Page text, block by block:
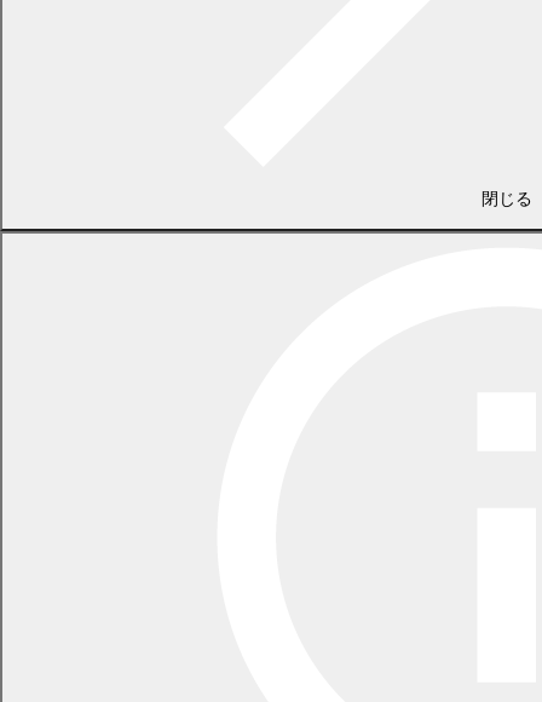
閉じる
電話 0155-54-2006 / FAX 0155-54-4714